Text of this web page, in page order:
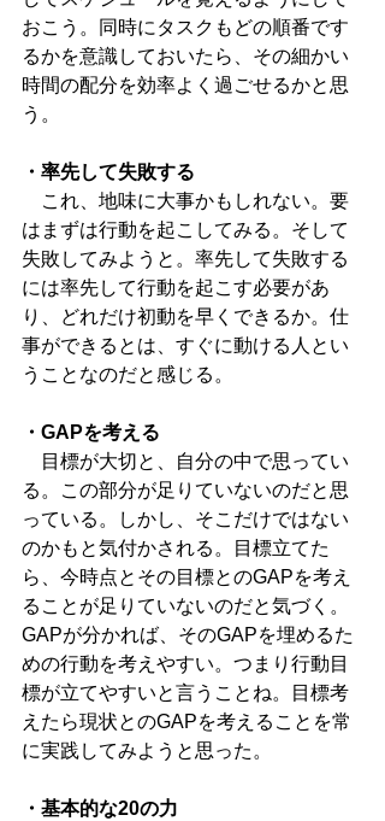
おこう。同時にタスクもどの順番です
るかを意識しておいたら、その細かい
時間の配分を効率よく過ごせるかと思
う。
・率先して失敗する
これ、地味に大事かもしれない。要
はまずは行動を起こしてみる。そして
失敗してみようと。率先して失敗する
には率先して行動を起こす必要があ
り、どれだけ初動を早くできるか。仕
事ができるとは、すぐに動ける人とい
うことなのだと感じる。
・GAPを考える
目標が大切と、自分の中で思ってい
る。この部分が足りていないのだと思
っている。しかし、そこだけではない
のかもと気付かされる。目標立てた
ら、今時点とその目標とのGAPを考え
ることが足りていないのだと気づく。
GAPが分かれば、そのGAPを埋めるた
めの行動を考えやすい。つまり行動目
標が立てやすいと言うことね。目標考
えたら現状とのGAPを考えることを常
に実践してみようと思った。
・基本的な20の力